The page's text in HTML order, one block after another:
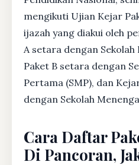
mengikuti Ujian Kejar
ijazah yang diakui oleh
A setara dengan Sekolah
Paket B setara dengan
Pertama (SMP), dan
dengan Sekolah
Cara Daftar
Di Pancoran,